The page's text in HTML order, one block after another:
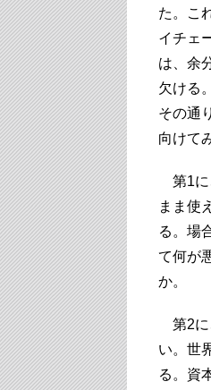
た。こ
イチェ
は、余
欠ける
その通
向けて
第1に
まま使
る。場
て何が
か。
第2に
い。世
る。資